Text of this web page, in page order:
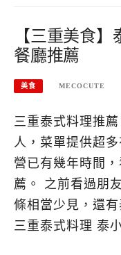
【三重美食
餐廳推薦
美食 MECOCUTE
三重泰式料理推
人，菜單提供超
營已有幾年時間
薦。 之前看過朋
條相當少見，還
三重泰式料理 泰